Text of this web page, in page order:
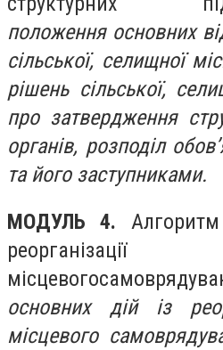
положення основних
сільської, селищної
рішень сільської,
про затвердження
органів, розподіл
та його заступниками.
МОДУЛЬ 4.
місцевого
основних дій із
місцевого